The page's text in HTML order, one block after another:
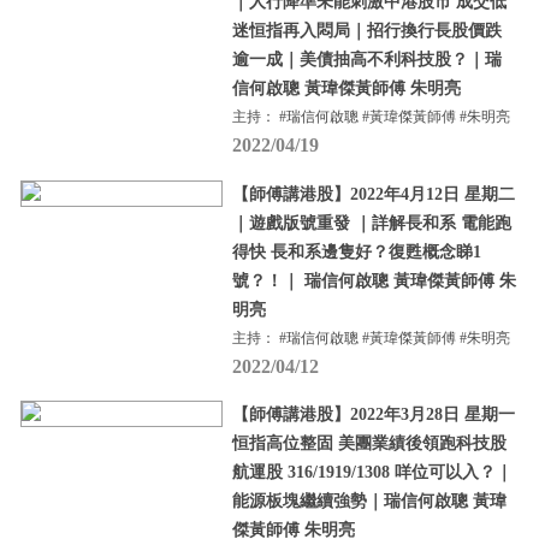
迷恒指再入悶局｜招行換行長股價跌
逾一成｜美債抽高不利科技股？｜瑞
信何啟聰 黃瑋傑黃師傅 朱明亮
主持： #瑞信何啟聰 #黃瑋傑黃師傅 #朱明亮
2022/04/19
【師傅講港股】2022年4月12日 星期二
｜遊戲版號重發 ｜詳解長和系 電能跑
得快 長和系邊隻好？復甦概念睇1
號？！｜ 瑞信何啟聰 黃瑋傑黃師傅 朱
明亮
主持： #瑞信何啟聰 #黃瑋傑黃師傅 #朱明亮
2022/04/12
【師傅講港股】2022年3月28日 星期一
恒指高位整固 美團業績後領跑科技股
航運股 316/1919/1308 咩位可以入？｜
能源板塊繼續強勢｜瑞信何啟聰 黃瑋
傑黃師傅 朱明亮